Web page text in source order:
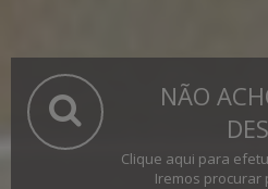
NÃO
Clique aqui para
Iremos procurar